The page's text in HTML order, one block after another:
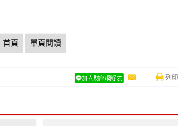
首頁 單頁閱讀
列印